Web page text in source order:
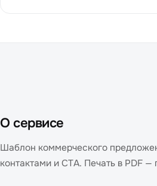
О сервисе
Шаблон коммерческого
контактами и CTA. Печать в PDF —